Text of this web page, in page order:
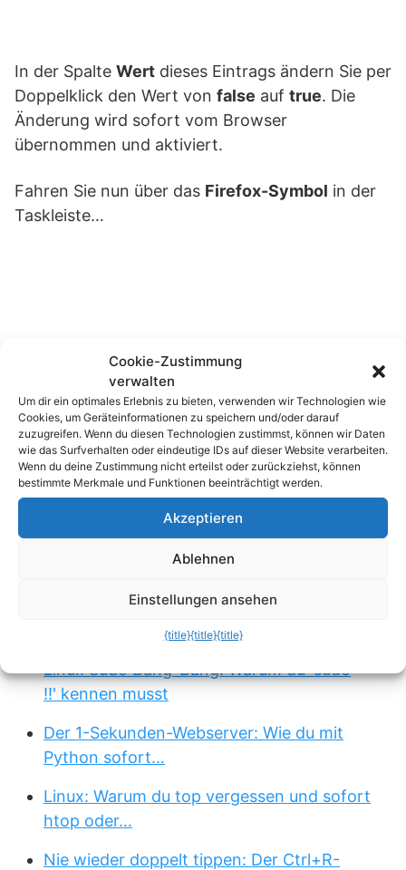
In der Spalte Wert dieses Eintrags ändern Sie per
Doppelklick den Wert von false auf true. Die
Änderung wird sofort vom Browser
übernommen und aktiviert.
Fahren Sie nun über das Firefox-Symbol in der
Taskleiste…
…so werdenalle geöffneten Tabsals
Vorschaufenster angezeigt.
Passend zum Thema »
Linux Pro-Tipp: Die magische
Rückwärtssuche in der…
echo rm -rf: Der 4-Buchstaben-Trick, der
Linux Sudo Bang-Bang: Warum du 'sudo
!!' kennen musst
Der 1-Sekunden-Webserver: Wie du mit
Python sofort…
Linux: Warum du top vergessen und sofort
htop oder…
Nie wieder doppelt tippen: Der Ctrl+R-
Cookie-Zustimmung
verwalten
Um dir ein optimales Erlebnis zu bieten, verwenden wir Technologien wie
Cookies, um Geräteinformationen zu speichern und/oder darauf
zuzugreifen. Wenn du diesen Technologien zustimmst, können wir Daten
wie das Surfverhalten oder eindeutige IDs auf dieser Website verarbeiten.
Wenn du deine Zustimmung nicht erteilst oder zurückziehst, können
bestimmte Merkmale und Funktionen beeinträchtigt werden.
Akzeptieren
Ablehnen
Einstellungen ansehen
{title}{title}{title}